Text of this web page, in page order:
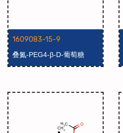
1609083-15-9
叠氮-PEG4-β-D-葡萄糖